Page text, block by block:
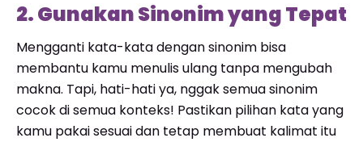
2. Gunakan Sinonim yang Tepat
Mengganti kata-kata dengan sinonim bisa
membantu kamu menulis ulang tanpa mengubah
makna. Tapi, hati-hati ya, nggak semua sinonim
cocok di semua konteks! Pastikan pilihan kata yang
kamu pakai sesuai dan tetap membuat kalimat itu